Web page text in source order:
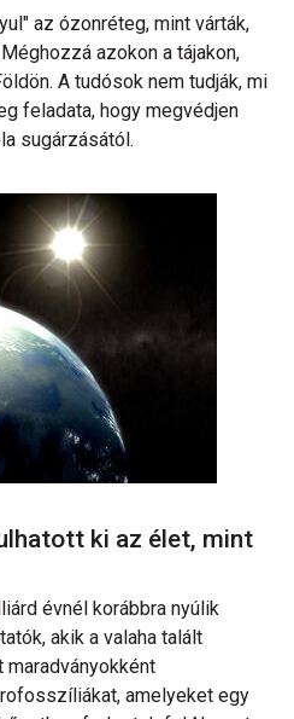
az ózonréteg, mint várták,
azokon a tájakon,
A tudósok nem tudják, mi
feladata, hogy megvédjen
sugárzásától.
ki az élet, mint
évnél korábbra nyúlik
akik a valaha talált
amelyeket egy